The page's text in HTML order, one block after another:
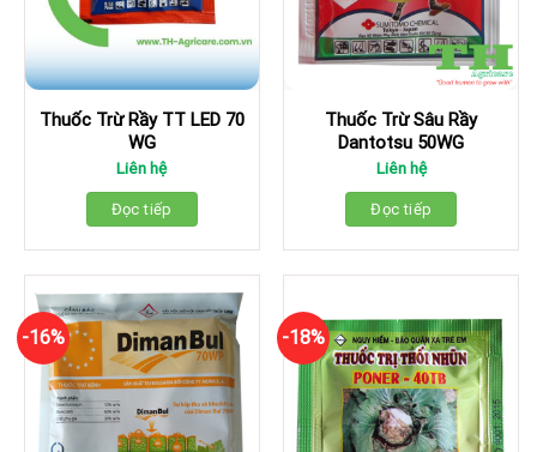
Thuốc Trừ Rầy TT LED 70
WG
Liên hệ
Đọc tiếp
Thuốc Trừ Sâu Rầy
Dantotsu 50WG
Liên hệ
Đọc tiếp
-16% -18%